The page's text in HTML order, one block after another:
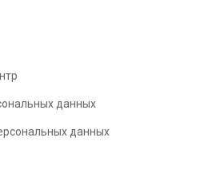
данных
данных